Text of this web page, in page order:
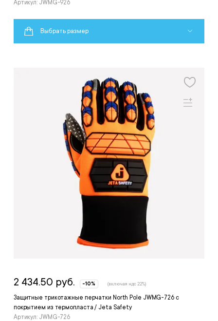
Артикул: JWMG-926
Выбрать размер
Защитные трикотажные перчатки North Pole JWMG-726 с
покрытием из термопласта / Jeta Safety
Артикул: JWMG-726
2 434.50 руб. -10% (включая ндс 22%)